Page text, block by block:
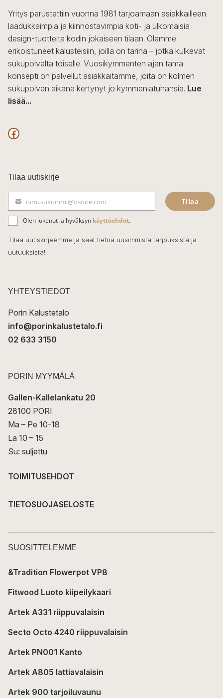
Yritys perustettiin vuonna 1981 tarjoamaan asiakkailleen
laadukkaimpia ja kiinnostavimpia koti- ja ulkomaisia
design-tuotteita kodin jokaiseen tilaan. Olemme
erikoistuneet kalusteisiin, joilla on tarina – jotka kulkevat
sukupolvelta toiselle. Vuosikymmenten ajan tämä
konsepti on palvellut asiakkaitamme, joita on kolmen
sukupolven aikana kertynyt jo kymmeniätuhansia. Lue
lisää...
F
c
e
b
o
o
k
Tilaa uutiskirje
ä
h
k
t
nimi.sukunimi@osoite.com Tilaa
Olen lukenut ja hyväksyn käyttöehdot.
Tilaa uutiskirjeemme ja saat tietoa uusimmista tarjouksista ja
uutuuksista!
YHTEYSTIEDOT
Porin Kalustetalo
info@porinkalustetalo.fi
02 633 3150
PORIN MYYMÄLÄ
Gallen-Kallelankatu 20
28100 PORI
Ma – Pe 10-18
La 10 – 15
Su: suljettu
TOIMITUSEHDOT
TIETOSUOJASELOSTE
SUOSITTELEMME
&Tradition Flowerpot VP8
Fitwood Luoto kiipeilykaari
Artek A331 riippuvalaisin
Secto Octo 4240 riippuvalaisin
Artek PN001 Kanto
Artek A805 lattiavalaisin
Artek 900 tarjoiluvaunu